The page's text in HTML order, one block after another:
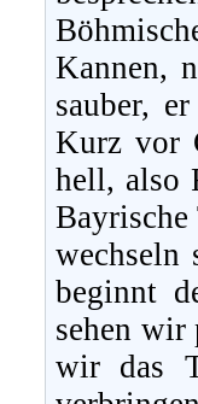
Kannen,
sauber,
Kurz vor
hell, also
wechseln
beginnt
sehen wir
wir das